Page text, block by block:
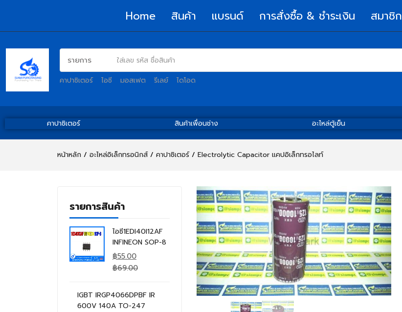
Home สินค้า แบรนด์ การสั่งซื้อ & ชำระเงิน สมาชิก
คาปาซิเตอร์ ไอซี มอสเฟต รีเลย์ ไดโอด
คาปาซิเตอร์ สินค้าเพื่อนช่าง อะไหล่ตู้เย็น
หน้าหลัก อะไหล่อิเล็กทรอนิกส์ คาปาซิเตอร์ Electrolytic Capacitor แคปอิเล็กทรอไลท์
รายการสินค้า
ไอซี1EDI40I12AF
INFINEON SOP-8
฿55.00
฿69.00
IGBT IRGP4066DPBF IR
600V 140A TO-247